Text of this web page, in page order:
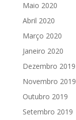
Maio 2020
Abril 2020
Março 2020
Janeiro 2020
Dezembro 2019
Novembro 2019
Outubro 2019
Setembro 2019